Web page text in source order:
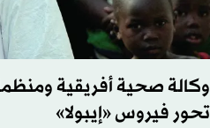
وكالة صحية أفريقية
تحور فيروس «إيبولا»